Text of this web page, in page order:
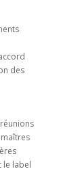
des
le label